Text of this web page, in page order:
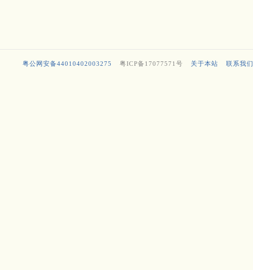
粤公网安备44010402003275 粤ICP备17077571号 关于本站 联系我们